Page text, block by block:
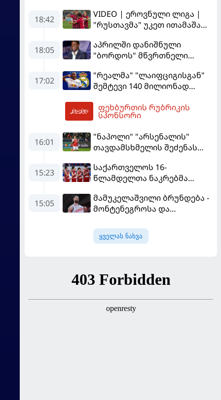
18:42
VIDEO | ეროვნული ლიგა |
"რუსთავმა" უკეთ ითამაშა
მოიგო, "ტორპედომ" გვიან
გაიღვიძა...
18:05
აპრილში დანიშნული
"ბორდოს" მწვრთნელი
17:02
"რეალმა" "ლაიფციგისგან"
შემტევი 140 მილიონად
ფეხბურთის რუბრიკის
სპონსორი
16:01
"ნაპოლი" "არსენალის"
თავდამსხმელის შეძენას
15:23
საქართველოს 16-
წლამდელთა ნაკრებმა
მარცხით გახსნა
15:05
მამუკელაშვილი ბრუნდება -
მონტენეგროსა და
მატჩებისთვის საქართველო
მზადებას 15
ყველას ნახვა